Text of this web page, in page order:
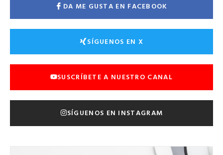
DA ME GUSTA EN FACEBOOK
SÍGUENOS EN X
SUSCRÍBETE A NUESTRO CANAL
SÍGUENOS EN INSTAGRAM